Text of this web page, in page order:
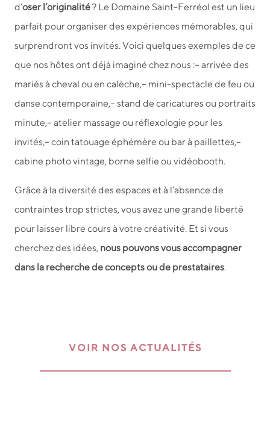
d’oser l’originalité? Le Domaine Saint-Ferréol est un lieu
parfait pour organiser des expériences mémorables, qui
surprendront vos invités. Voici quelques exemples de ce
que nos hôtes ont déjà imaginé chez nous :– arrivée des
mariés à cheval ou en calèche,– mini-spectacle de feu ou
danse contemporaine,– stand de caricatures ou portraits
minute,– atelier massage ou réflexologie pour les
invités,– coin tatouage éphémère ou bar à paillettes,–
cabine photo vintage, borne selfie ou vidéobooth.
Grâce à la diversité des espaces et à l’absence de
contraintes trop strictes, vous avez une grande liberté
pour laisser libre cours à votre créativité. Et si vous
cherchez des idées, nous pouvons vous accompagner
dans la recherche de concepts ou de prestataires.
VOIR NOS ACTUALITÉS